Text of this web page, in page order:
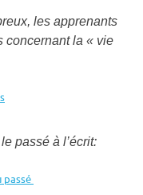
les apprenants
concernant la « vie
passé à l’écrit:
passé